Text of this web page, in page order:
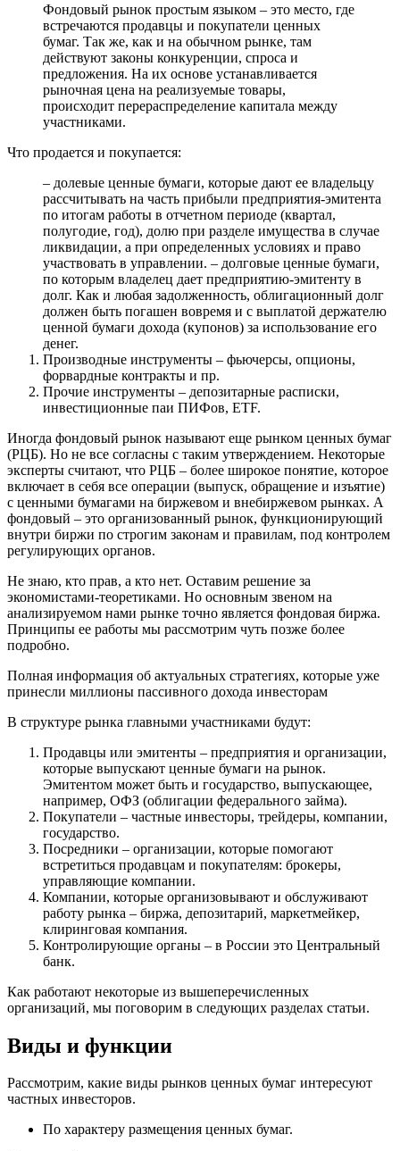
Фондовый рынок простым языком – это место, где
встречаются продавцы и покупатели ценных
бумаг. Так же, как и на обычном рынке, там
действуют законы конкуренции, спроса и
предложения. На их основе устанавливается
рыночная цена на реализуемые товары,
происходит перераспределение капитала между
участниками.
Что продается и покупается:
– долевые ценные бумаги, которые дают ее владельцу
рассчитывать на часть прибыли предприятия-эмитента
по итогам работы в отчетном периоде (квартал,
полугодие, год), долю при разделе имущества в случае
ликвидации, а при определенных условиях и право
участвовать в управлении. – долговые ценные бумаги,
по которым владелец дает предприятию-эмитенту в
долг. Как и любая задолженность, облигационный долг
должен быть погашен вовремя и с выплатой держателю
ценной бумаги дохода (купонов) за использование его
денег.
Производные инструменты – фьючерсы, опционы,
форвардные контракты и пр.
Прочие инструменты – депозитарные расписки,
инвестиционные паи ПИФов, ETF.
Иногда фондовый рынок называют еще рынком ценных бумаг
(РЦБ). Но не все согласны с таким утверждением. Некоторые
эксперты считают, что РЦБ – более широкое понятие, которое
включает в себя все операции (выпуск, обращение и изъятие)
с ценными бумагами на биржевом и внебиржевом рынках. А
фондовый – это организованный рынок, функционирующий
внутри биржи по строгим законам и правилам, под контролем
регулирующих органов.
Не знаю, кто прав, а кто нет. Оставим решение за
экономистами-теоретиками. Но основным звеном на
анализируемом нами рынке точно является фондовая биржа.
Принципы ее работы мы рассмотрим чуть позже более
подробно.
Полная информация об актуальных стратегиях, которые уже
принесли миллионы пассивного дохода инвесторам
В структуре рынка главными участниками будут:
Продавцы или эмитенты – предприятия и организации,
которые выпускают ценные бумаги на рынок.
Эмитентом может быть и государство, выпускающее,
например, ОФЗ (облигации федерального займа).
Покупатели – частные инвесторы, трейдеры, компании,
государство.
Посредники – организации, которые помогают
встретиться продавцам и покупателям: брокеры,
управляющие компании.
Компании, которые организовывают и обслуживают
работу рынка – биржа, депозитарий, маркетмейкер,
клиринговая компания.
Контролирующие органы – в России это Центральный
банк.
Как работают некоторые из вышеперечисленных
организаций, мы поговорим в следующих разделах статьи.
Виды и функции
Рассмотрим, какие виды рынков ценных бумаг интересуют
частных инвесторов.
По характеру размещения ценных бумаг.